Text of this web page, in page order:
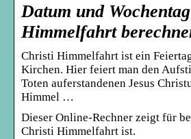
Datum und
Himmelfahrt
Christi Himmelfahrt ist ein
Kirchen. Hier feiert man den
Toten auferstandenen Jesus
Himmel …
Dieser Online-Rechner zeigt für
Christi Himmelfahrt ist.